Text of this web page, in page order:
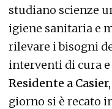
studiano scienze
igiene sanitaria e
rilevare i bisogni
interventi di cura
Residente a
giorno si è recato